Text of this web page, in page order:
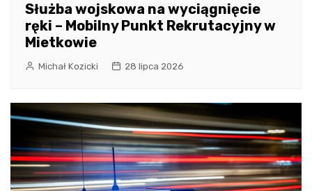
Służba wojskowa na wyciągnięcie
ręki – Mobilny Punkt Rekrutacyjny w
Mietkowie
Michał Kozicki 28 lipca 2026